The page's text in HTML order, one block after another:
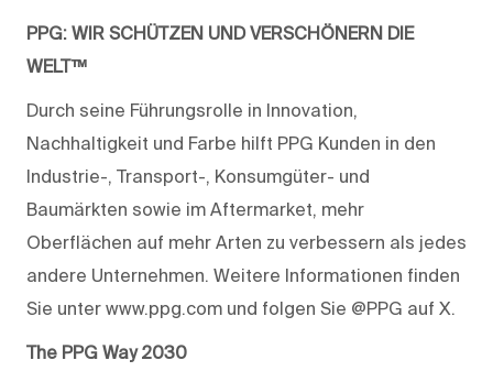
PPG: WIR SCHÜTZEN UND VERSCHÖNERN DIE
WELT™
Durch seine Führungsrolle in Innovation,
Nachhaltigkeit und Farbe hilft PPG Kunden in den
Industrie-, Transport-, Konsumgüter- und
Baumärkten sowie im Aftermarket, mehr
Oberflächen auf mehr Arten zu verbessern als jedes
andere Unternehmen. Weitere Informationen finden
Sie unter www.ppg.com und folgen Sie @PPG auf X.
The PPG Way 2030